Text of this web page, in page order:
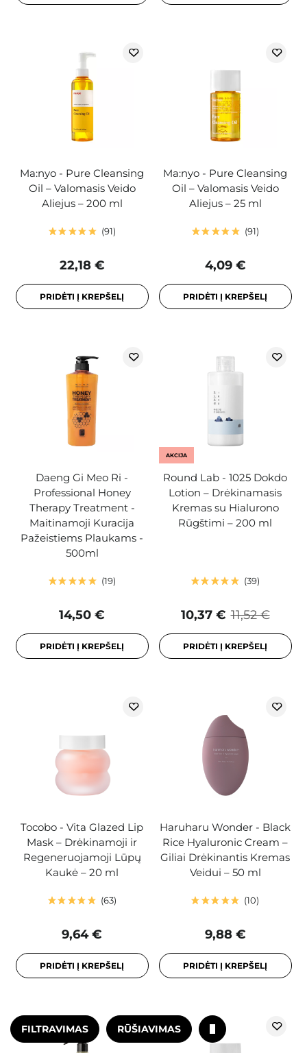
Ma:nyo - Pure Cleansing
Oil – Valomasis Veido
Aliejus – 200 ml
91
22,18 €
PRIDĖTI Į KREPŠELĮ
Ma:nyo - Pure Cleansing
Oil – Valomasis Veido
Aliejus – 25 ml
91
4,09 €
PRIDĖTI Į KREPŠELĮ
Daeng Gi Meo Ri -
Professional Honey
Therapy Treatment -
Maitinamoji Kuracija
Pažeistiems Plaukams -
500ml
19
14,50 €
PRIDĖTI Į KREPŠELĮ
AKCIJA
Round Lab - 1025 Dokdo
Lotion – Drėkinamasis
Kremas su Hialurono
Rūgštimi – 200 ml
39
11,52 €
10,37 €
PRIDĖTI Į KREPŠELĮ
Tocobo - Vita Glazed Lip
Mask – Drėkinamoji ir
Regeneruojamoji Lūpų
Kaukė – 20 ml
63
9,64 €
PRIDĖTI Į KREPŠELĮ
Haruharu Wonder - Black
Rice Hyaluronic Cream –
Giliai Drėkinantis Kremas
Veidui – 50 ml
10
9,88 €
PRIDĖTI Į KREPŠELĮ
FILTRAVIMAS RŪŠIAVIMAS